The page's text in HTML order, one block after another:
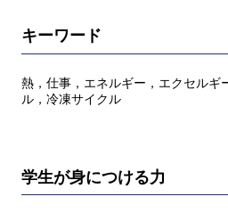
キーワード
熱，仕事，エネルギー，エクセルギ
ル，冷凍サイクル
学生が身につける力